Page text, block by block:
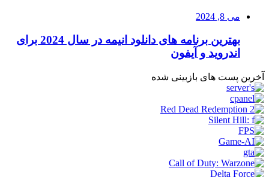
می 8, 2024
بهترین برنامه های دانلود انیمه در سال 2024 برای
اندروید و آیفون
آخرین پست های بازبینی شده